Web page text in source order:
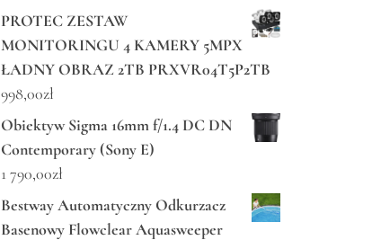
PROTEC ZESTAW
MONITORINGU 4 KAMERY 5MPX
ŁADNY OBRAZ 2TB PRXVR04T5P2TB
998,00zł
Obiektyw Sigma 16mm f/1.4 DC DN
Contemporary (Sony E)
1 790,00zł
Bestway Automatyczny Odkurzacz
Basenowy Flowclear Aquasweeper